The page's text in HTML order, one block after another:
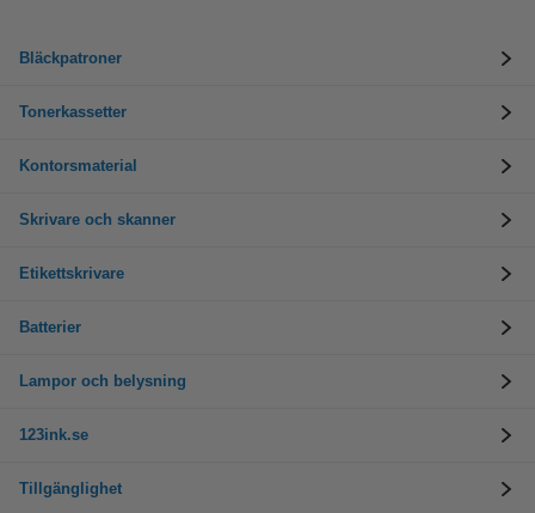
Bläckpatroner
Tonerkassetter
Kontorsmaterial
Skrivare och skanner
Etikettskrivare
Batterier
Lampor och belysning
123ink.se
Tillgänglighet